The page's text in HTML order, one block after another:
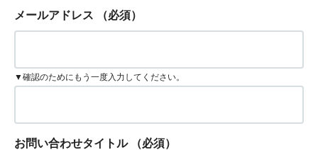
メールアドレス （必須）
▼確認のためにもう一度入力してください。
お問い合わせタイトル （必須）